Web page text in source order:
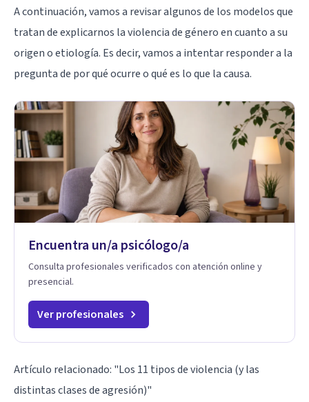
A continuación, vamos a revisar algunos de los modelos que
tratan de explicarnos la violencia de género en cuanto a su
origen o etiología. Es decir, vamos a intentar responder a la
pregunta de por qué ocurre o qué es lo que la causa.
Encuentra un/a psicólogo/a
Consulta profesionales verificados con atención online y
presencial.
Ver profesionales
Artículo relacionado: "Los 11 tipos de violencia (y las
distintas clases de agresión)"